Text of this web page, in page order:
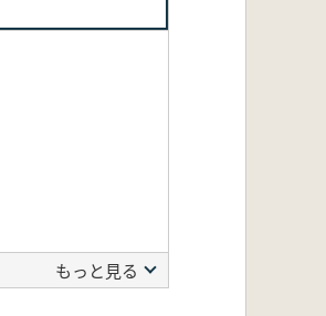
もっと見る